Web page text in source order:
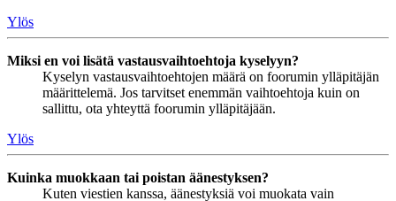
Ylös
Miksi en voi lisätä vastausvaihtoehtoja kyselyyn?
Kyselyn vastausvaihtoehtojen määrä on foorumin ylläpitäjän
määrittelemä. Jos tarvitset enemmän vaihtoehtoja kuin on
sallittu, ota yhteyttä foorumin ylläpitäjään.
Ylös
Kuinka muokkaan tai poistan äänestyksen?
Kuten viestien kanssa, äänestyksiä voi muokata vain